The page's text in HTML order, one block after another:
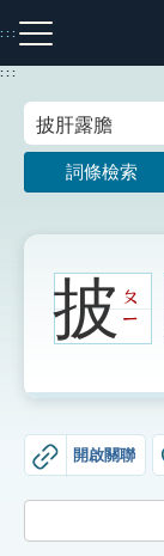
到
主
:::
注音索引圖示
生字詞彙表
:::
詞條檢索
披ㄆ
ㄧ
開啟關聯